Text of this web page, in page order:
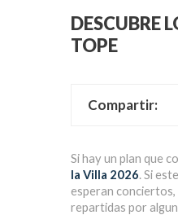
DESCUBRE
TOPE
Compartir:
Si hay un plan que
la Villa 2026. Si
esperan
repartidas por